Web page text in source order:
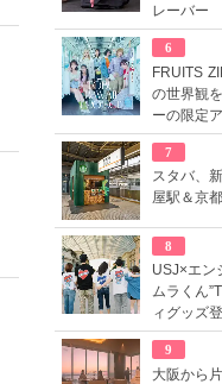
レーバー
6
FRUITS
の世界観
ーの限定
7
スタバ、
屋駅＆京
8
USJ×エン
ムラくん
ィグッズ
9
大阪から